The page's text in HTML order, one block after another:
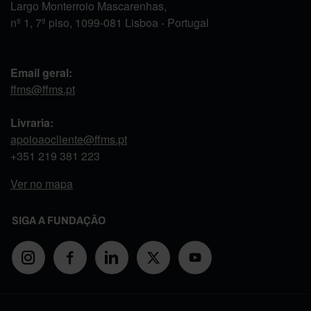
Largo Monterroio Mascarenhas,
nº 1, 7º piso, 1099-081 Lisboa - Portugal
Email geral:
ffms@ffms.pt
Livraria:
apoioaocliente@ffms.pt
+351 219 381 223
Ver no mapa
SIGA A FUNDAÇÃO